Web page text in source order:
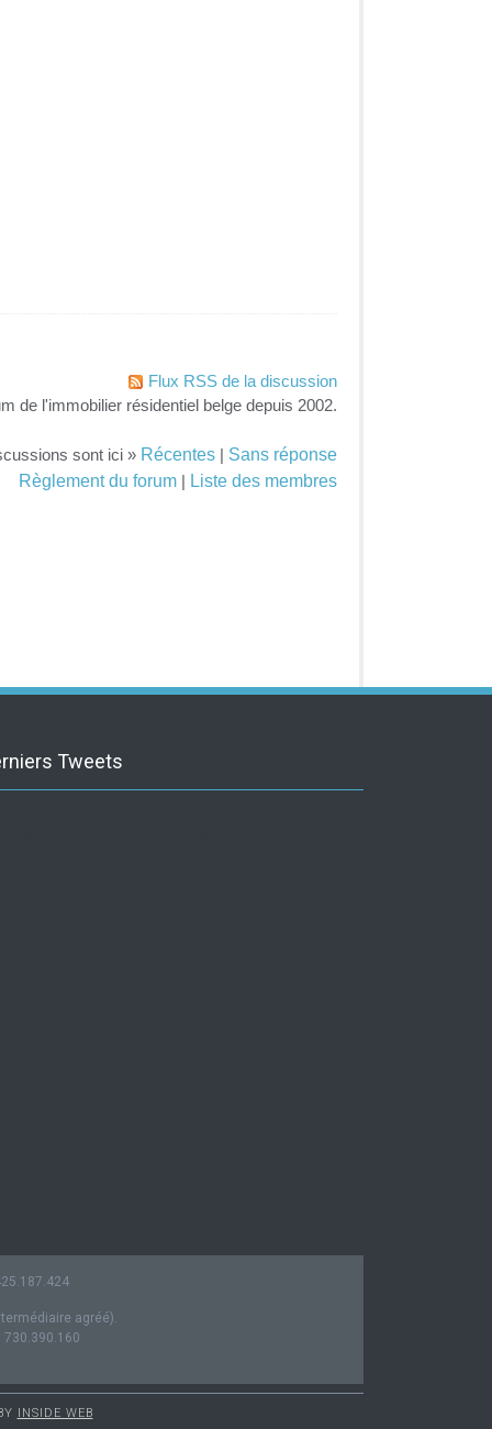
Flux RSS de la discussion
de l'immobilier résidentiel belge depuis 2002.
sont ici » Récentes | Sans réponse
Règlement du forum | Liste des membres
Tweets
agréé).
INSIDE WEB